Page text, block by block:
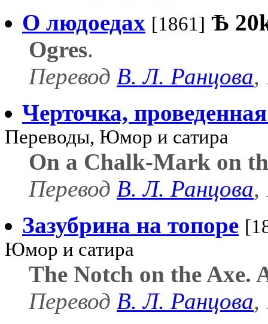
О людоедах [1861] Ѣ
Ogres.
Перевод В. Л. Ранцова,
Черточка,
Переводы, Юмор и сатира
On a Chalk-Mark on
Перевод В. Л. Ранцова,
Зазубрина на топоре
Юмор и сатира
The Notch on the Axe.
Перевод В. Л. Ранцова,